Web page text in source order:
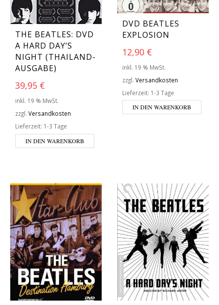
THE BEATLES: DVD
A HARD DAY’S
NIGHT (THAILAND-
AUSGABE)
39,95 €
inkl. 19 % MwSt.
zzgl. Versandkosten
Lieferzeit: 1-3 Tage
IN DEN WARENKORB
DVD BEATLES
EXPLOSION
12,90 €
inkl. 19 % MwSt.
zzgl. Versandkosten
Lieferzeit: 1-3 Tage
IN DEN WARENKORB